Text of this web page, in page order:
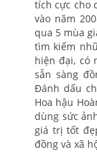
tích cực cho
vào năm
qua 5 mùa
tìm kiếm
hiện đại, có
sẵn sàng
Đánh dấu
Hoa hậu
dùng sức
giá trị tốt
đồng và xã